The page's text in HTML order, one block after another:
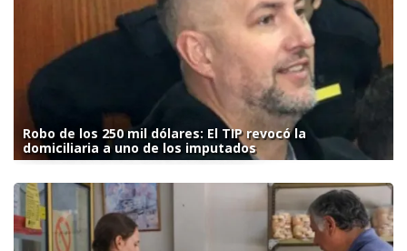
Robo de los 250 mil dólares: El TIP revocó la
domiciliaria a uno de los imputados